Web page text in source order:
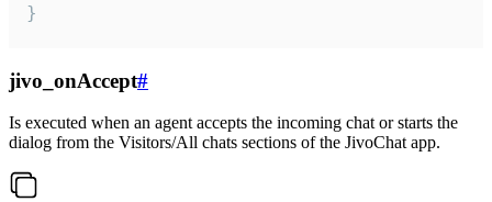
}
jivo_onAccept#
Is executed when an agent accepts the incoming chat or starts the
dialog from the Visitors/All chats sections of the JivoChat app.